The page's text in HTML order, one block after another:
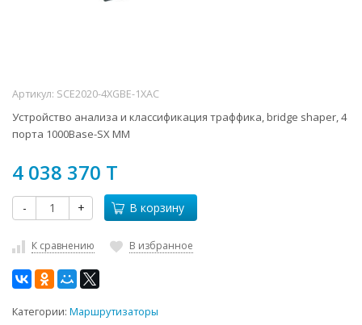
Артикул: SCE2020-4XGBE-1XAC
Устройство анализа и классификация траффика, bridge shaper, 4
порта 1000Base-SX MM
4 038 370 T
- + В корзину
К сравнению В избранное
Категории: Маршрутизаторы